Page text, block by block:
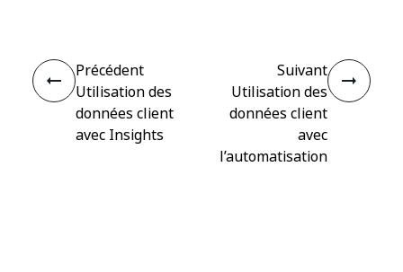
Précédent
Utilisation des
données client
avec Insights
Suivant
Utilisation des
données client
avec
l’automatisation